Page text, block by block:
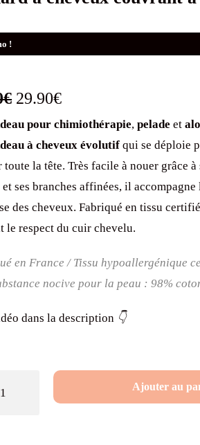
!
€ Le
prix
initial
était :
39.90€.
29.90€Le
prix
actuel
est :
29.90€.
pour chimiothérapie,pelade et
à cheveux évolutif qui se déploie
la tête. Très facile à nouer grâce à
ses branches affinées, il accompagne
des cheveux. Fabriqué en tissu
le respect du cuir chevelu.
en France / Tissu hypoallergénique
nocive pour la peau : 98%
dans la description 👇
Ajouter au